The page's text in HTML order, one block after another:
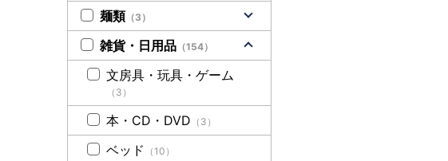
麺類 （3）
雑貨・日用品 （154）
文房具・玩具・ゲーム
（3）
本・CD・DVD （3）
ベッド （10）